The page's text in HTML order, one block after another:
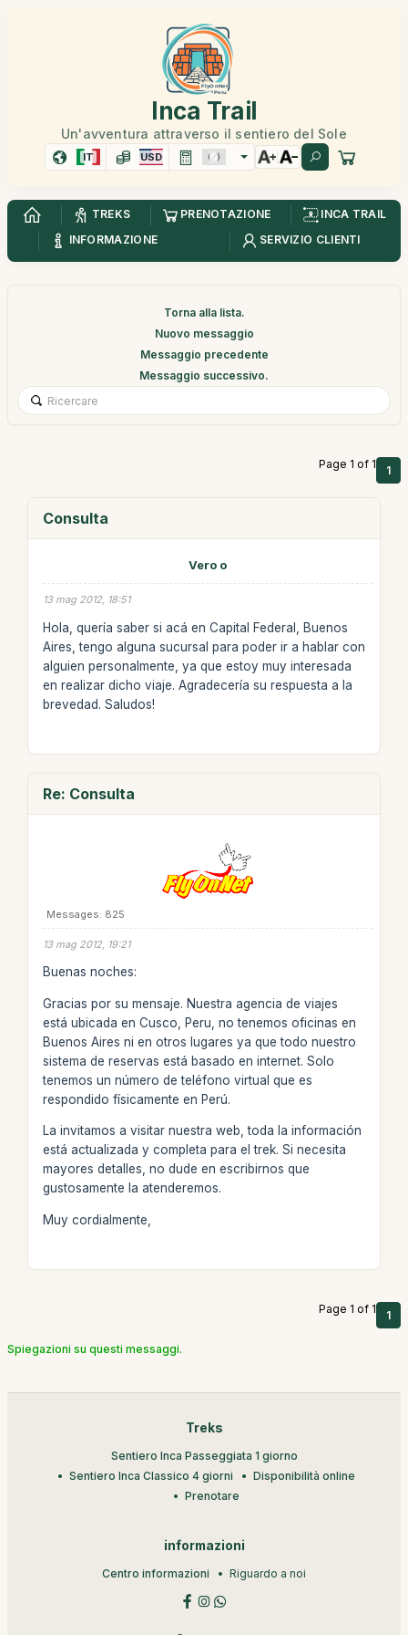
Inca Trail
Un'avventura attraverso il sentiero del Sole
IT USD
TREKS PRENOTAZIONE
INCA TRAIL
INFORMAZIONE
SERVIZIO CLIENTI
Torna alla lista.
Nuovo messaggio
Messaggio precedente
Messaggio successivo.
Page 1 of 1 1
Consulta
Vero o
13 mag 2012, 18:51
Hola, quería saber si acá en Capital Federal, Buenos
Aires, tengo alguna sucursal para poder ir a hablar con
alguien personalmente, ya que estoy muy interesada
en realizar dicho viaje. Agradecería su respuesta a la
brevedad. Saludos!
Re: Consulta
Messages: 825
13 mag 2012, 19:21
Buenas noches:
Gracias por su mensaje. Nuestra agencia de viajes
está ubicada en Cusco, Peru, no tenemos oficinas en
Buenos Aires ni en otros lugares ya que todo nuestro
sistema de reservas está basado en internet. Solo
tenemos un número de teléfono virtual que es
respondido físicamente en Perú.
La invitamos a visitar nuestra web, toda la información
está actualizada y completa para el trek. Si necesita
mayores detalles, no dude en escribirnos que
gustosamente la atenderemos.
Muy cordialmente,
Page 1 of 1 1
Spiegazioni su questi messaggi.
Treks
Sentiero Inca Passeggiata 1 giorno
Sentiero Inca Classico 4 giorni
Disponibilità online
Prenotare
informazioni
Centro informazioni Riguardo a noi